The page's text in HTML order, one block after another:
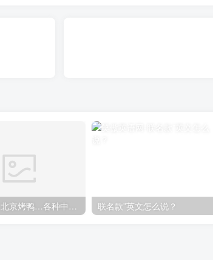
煎饼果子、北京烤鸭…各种中国特色美食英语怎么说 联名款”英文怎么说？